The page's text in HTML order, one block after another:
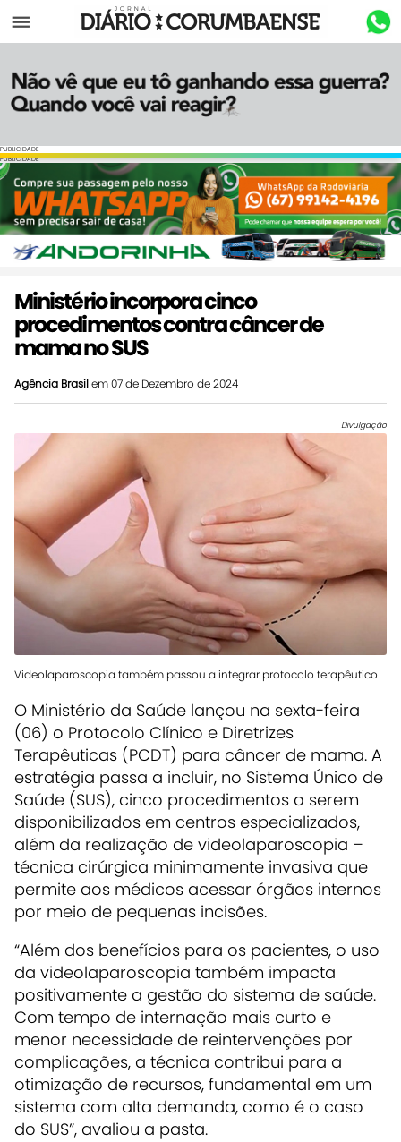
Menu
PUBLICIDADE
PUBLICIDADE
Ministério incorpora cinco
procedimentos contra câncer de
mama no SUS
Agência Brasilem 07 de Dezembro de 2024
Divulgação
Videolaparoscopia também passou a integrar protocolo terapêutico
O Ministério da Saúde lançou na sexta-feira
(06) o Protocolo Clínico e Diretrizes
Terapêuticas (PCDT) para câncer de mama. A
estratégia passa a incluir, no Sistema Único de
Saúde (SUS), cinco procedimentos a serem
disponibilizados em centros especializados,
além da realização de videolaparoscopia –
técnica cirúrgica minimamente invasiva que
permite aos médicos acessar órgãos internos
por meio de pequenas incisões.
“Além dos benefícios para os pacientes, o uso
da videolaparoscopia também impacta
positivamente a gestão do sistema de saúde.
Com tempo de internação mais curto e
menor necessidade de reintervenções por
complicações, a técnica contribui para a
otimização de recursos, fundamental em um
sistema com alta demanda, como é o caso
do SUS”, avaliou a pasta.